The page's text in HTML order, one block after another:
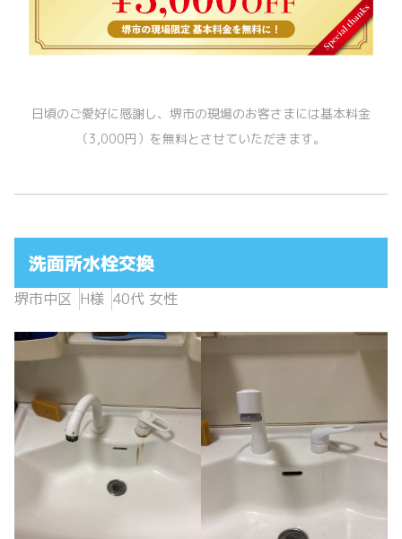
日頃のご愛好に感謝し、堺市の現場のお客さまには基本料金
（3,000円）を無料とさせていただきます。
洗面所水栓交換
堺市中区 H様 40代 女性